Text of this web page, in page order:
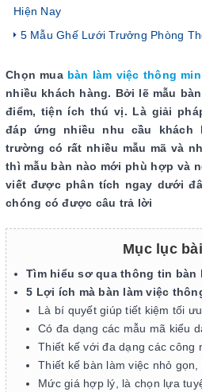
Hiện Nay
5 Mẫu Ghế Lưới Trưởng Phòng
Chọn mua bàn làm việc thông
nhiều khách hàng. Bởi lẽ mẫu
điểm, tiện ích thú vị. Là giải
đáp ứng nhiều nhu cầu khách
trường có rất nhiều mẫu mã và
thì mẫu bàn nào mới phù hợp và
viết được phân tích ngay dưới
chóng có được câu trả lời
Mục lục
Tìm hiểu sơ qua thông tin bàn
5 Lợi ích mà bàn làm việc
Là bí quyết giúp tiết kiệm tối
Có đa dạng các mẫu mã kiểu
Thiết kế với đa dạng các công
Thiết kế bàn làm việc nhỏ
Mức giá hợp lý, là chọn lựa